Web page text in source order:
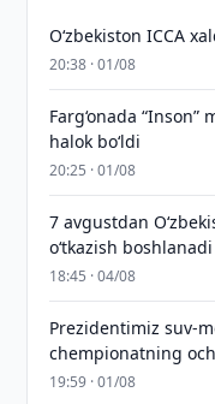
O‘zbekiston ICCA
20:38 · 01/08
Farg‘onada
halok bo‘ldi
20:25 · 01/08
7 avgustdan
o‘tkazish boshlanadi
18:45 · 04/08
Prezidentimiz suv-
chempionatning
19:59 · 01/08